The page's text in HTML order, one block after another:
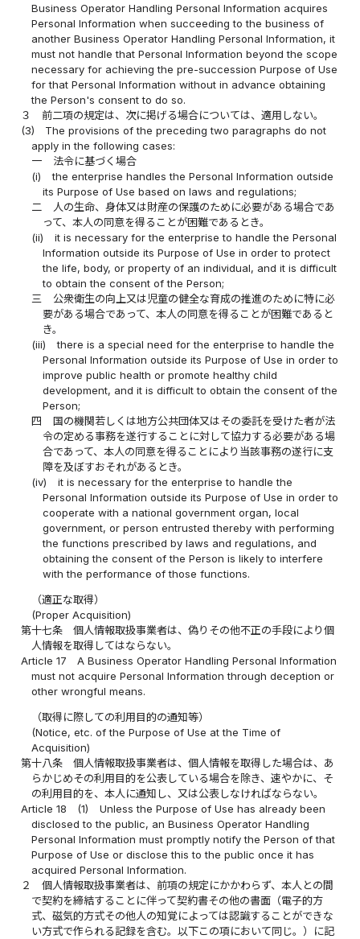
Business Operator Handling Personal Information acquires
Personal Information when succeeding to the business of
another Business Operator Handling Personal Information, it
must not handle that Personal Information beyond the scope
necessary for achieving the pre-succession Purpose of Use
for that Personal Information without in advance obtaining
the Person's consent to do so.
３
前二項の規定は、次に掲げる場合については、適用しない。
(3)
The provisions of the preceding two paragraphs do not
apply in the following cases:
一
法令に基づく場合
(i)
the enterprise handles the Personal Information outside
its Purpose of Use based on laws and regulations;
二
人の生命、身体又は財産の保護のために必要がある場合であ
って、本人の同意を得ることが困難であるとき。
(ii)
it is necessary for the enterprise to handle the Personal
Information outside its Purpose of Use in order to protect
the life, body, or property of an individual, and it is difficult
to obtain the consent of the Person;
三
公衆衛生の向上又は児童の健全な育成の推進のために特に必
要がある場合であって、本人の同意を得ることが困難であると
き。
(iii)
there is a special need for the enterprise to handle the
Personal Information outside its Purpose of Use in order to
improve public health or promote healthy child
development, and it is difficult to obtain the consent of the
Person;
四
国の機関若しくは地方公共団体又はその委託を受けた者が法
令の定める事務を遂行することに対して協力する必要がある場
合であって、本人の同意を得ることにより当該事務の遂行に支
障を及ぼすおそれがあるとき。
(iv)
it is necessary for the enterprise to handle the
Personal Information outside its Purpose of Use in order to
cooperate with a national government organ, local
government, or person entrusted thereby with performing
the functions prescribed by laws and regulations, and
obtaining the consent of the Person is likely to interfere
with the performance of those functions.
（適正な取得）
(Proper Acquisition)
第十七条
個人情報取扱事業者は、偽りその他不正の手段により個
人情報を取得してはならない。
Article 17
A Business Operator Handling Personal Information
must not acquire Personal Information through deception or
other wrongful means.
（取得に際しての利用目的の通知等）
(Notice, etc. of the Purpose of Use at the Time of
Acquisition)
第十八条
個人情報取扱事業者は、個人情報を取得した場合は、あ
らかじめその利用目的を公表している場合を除き、速やかに、そ
の利用目的を、本人に通知し、又は公表しなければならない。
Article 18
(1)
Unless the Purpose of Use has already been
disclosed to the public, an Business Operator Handling
Personal Information must promptly notify the Person of that
Purpose of Use or disclose this to the public once it has
acquired Personal Information.
２
個人情報取扱事業者は、前項の規定にかかわらず、本人との間
で契約を締結することに伴って契約書その他の書面（電子的方
式、磁気的方式その他人の知覚によっては認識することができな
い方式で作られる記録を含む。以下この項において同じ。）に記